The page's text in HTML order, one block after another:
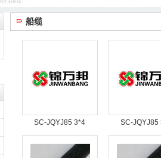
船缆
SC-JQYJ85 3*4 SC-JQYJ85